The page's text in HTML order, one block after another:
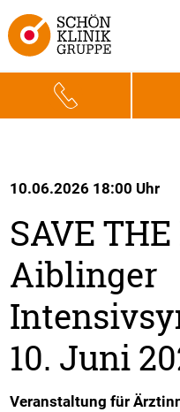
10.06.2026 18:00 Uhr
SAVE
Aiblinger
10. Juni
Veranstaltung für